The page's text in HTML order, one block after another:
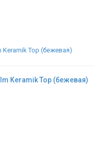
Keramik Top (бежевая)